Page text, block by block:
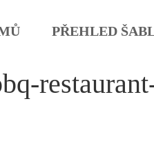
PŘEHLED